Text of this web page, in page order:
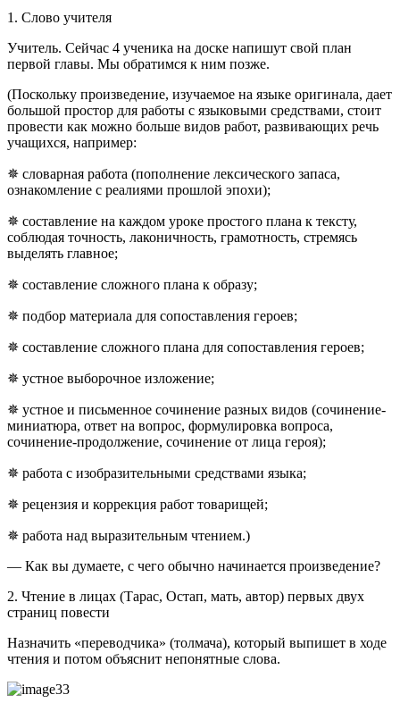
1. Слово учителя
Учитель. Сейчас 4 ученика на доске напишут свой план
первой главы. Мы обратимся к ним позже.
(Поскольку произведение, изучаемое на языке оригинала, дает
большой простор для работы с языковыми средствами, стоит
провести как можно больше видов работ, развивающих речь
учащихся, например:
✵ словарная работа (пополнение лексического запаса,
ознакомление с реалиями прошлой эпохи);
✵ составление на каждом уроке простого плана к тексту,
соблюдая точность, лаконичность, грамотность, стремясь
выделять главное;
✵ составление сложного плана к образу;
✵ подбор материала для сопоставления героев;
✵ составление сложного плана для сопоставления героев;
✵ устное выборочное изложение;
✵ устное и письменное сочинение разных видов (сочинение-
миниатюра, ответ на вопрос, формулировка вопроса,
сочинение-продолжение, сочинение от лица героя);
✵ работа с изобразительными средствами языка;
✵ рецензия и коррекция работ товарищей;
✵ работа над выразительным чтением.)
— Как вы думаете, с чего обычно начинается произведение?
2. Чтение в лицах (Тарас, Остап, мать, автор) первых двух
страниц повести
Назначить «переводчика» (толмача), который выпишет в ходе
чтения и потом объяснит непонятные слова.